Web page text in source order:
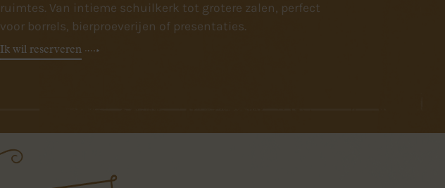
ruimtes. Van intieme schuilkerk tot grotere zalen, perfect
voor borrels, bierproeverijen of presentaties.
Ik wil reserveren